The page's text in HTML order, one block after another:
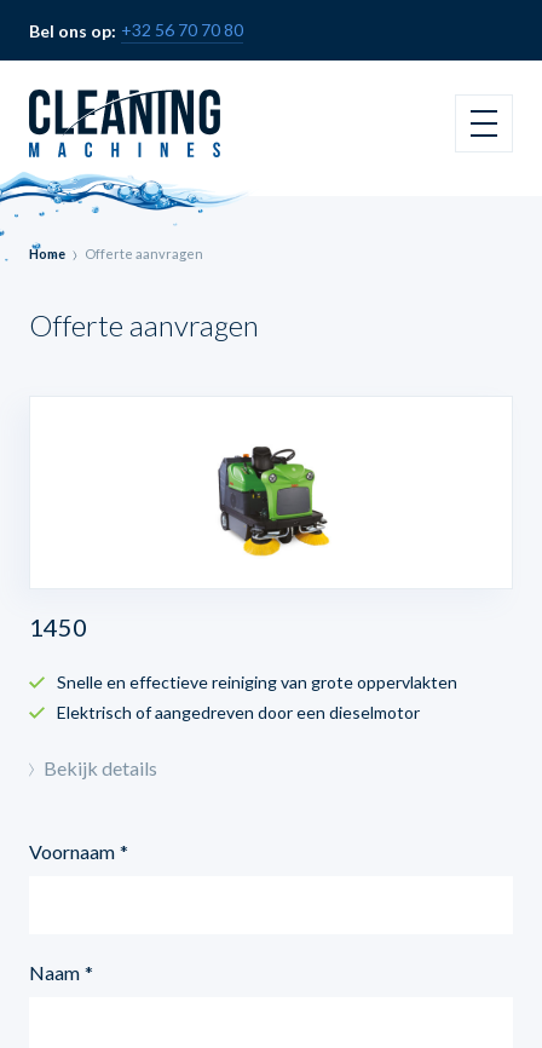
Bel ons op: +32 56 70 70 80
Home Offerte aanvragen
Offerte aanvragen
1450
Snelle en effectieve reiniging van grote oppervlakten
Elektrisch of aangedreven door een dieselmotor
Bekijk details
Voornaam
Naam